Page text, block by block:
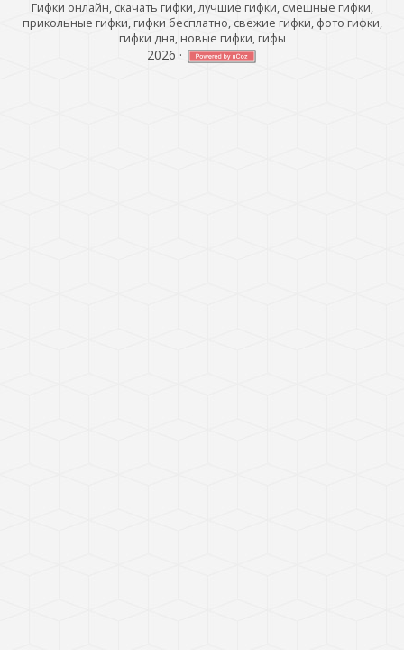
Гифки онлайн, скачать гифки, лучшие гифки, смешные гифки,
прикольные гифки, гифки бесплатно, свежие гифки, фото гифки,
гифки дня, новые гифки, гифы
2026 ·